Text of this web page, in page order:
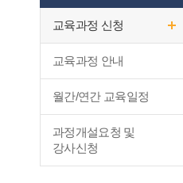
교육과정 신청
교육과정 안내
월간/연간 교육일정
과정개설요청 및
강사신청